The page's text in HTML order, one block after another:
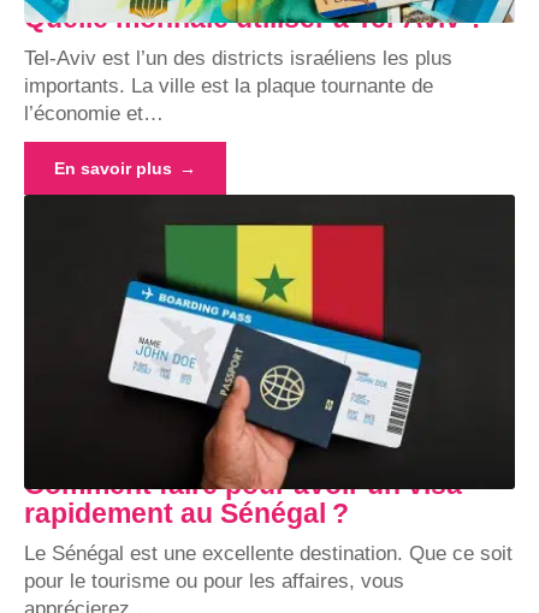
Quelle monnaie utiliser à Tel-Aviv ?
Tel-Aviv est l’un des districts israéliens les plus
importants. La ville est la plaque tournante de
l’économie et…
En savoir plus
Comment faire pour avoir un visa
rapidement au Sénégal ?
Le Sénégal est une excellente destination. Que ce soit
pour le tourisme ou pour les affaires, vous
apprécierez…